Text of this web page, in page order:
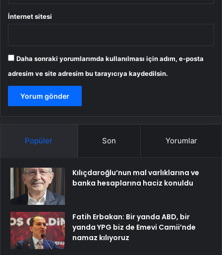
İnternet sitesi
Daha sonraki yorumlarımda kullanılması için adım, e-posta
adresim ve site adresim bu tarayıcıya kaydedilsin.
Popüler Son Yorumlar
Kılıçdaroğlu’nun mal varlıklarına ve
banka hesaplarına haciz konuldu
Fatih Erbakan: Bir yanda ABD, bir
yanda YPG biz de Emevi Camii’nde
namaz kılıyoruz